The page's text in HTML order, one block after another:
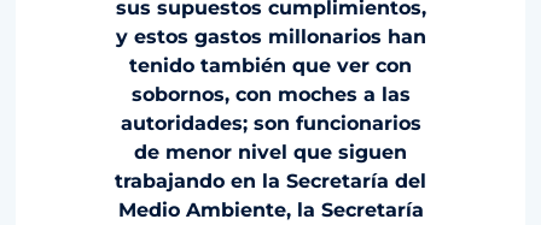
sus supuestos cumplimientos,
y estos gastos millonarios han
tenido también que ver con
sobornos, con moches a las
autoridades; son funcionarios
de menor nivel que siguen
trabajando en la Secretaría del
Medio Ambiente, la Secretaría